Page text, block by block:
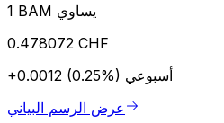
1 BAM يساوي
0.478072 CHF
+0.0012 (0.25%) أسبوعي
عرض الرسم البياني